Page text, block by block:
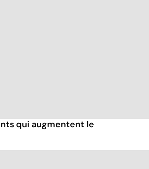
qui augmentent le